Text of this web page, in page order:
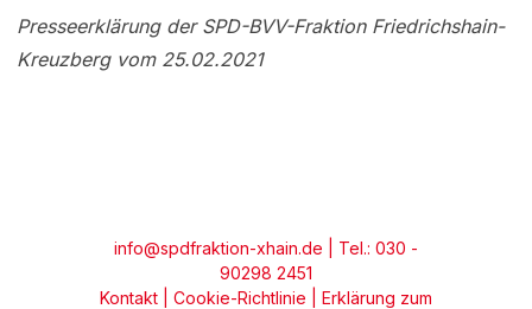
Presseerklärung der SPD-BVV-Fraktion Friedrichshain-
Kreuzberg vom 25.02.2021
info@spdfraktion-xhain.de | Tel.: 030 -
90298 2451
Kontakt
Cookie-Richtlinie Erklärung zum